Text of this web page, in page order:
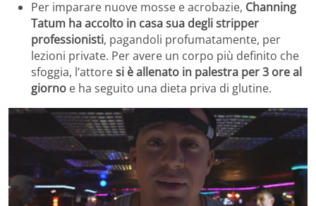
Per imparare nuove mosse e acrobazie, Channing
Tatum ha accolto in casa sua degli stripper
professionisti, pagandoli profumatamente, per
lezioni private. Per avere un corpo più definito che
sfoggia, l’attoresi è allenato in palestra per 3 ore al
giorno e ha seguito una dieta priva di glutine.